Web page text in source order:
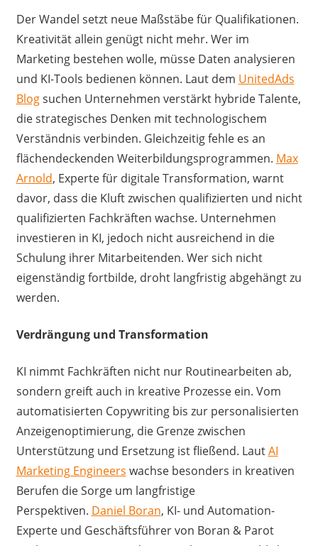
Der Wandel setzt neue Maßstäbe für Qualifikationen.
Kreativität allein genügt nicht mehr. Wer im
Marketing bestehen wolle, müsse Daten analysieren
und KI-Tools bedienen können. Laut dem UnitedAds
Blogsuchen Unternehmen verstärkt hybride Talente,
die strategisches Denken mit technologischem
Verständnis verbinden. Gleichzeitig fehle es an
flächendeckenden Weiterbildungsprogrammen. Max
Arnold, Experte für digitale Transformation, warnt
davor, dass die Kluft zwischen qualifizierten und nicht
qualifizierten Fachkräften wachse. Unternehmen
investieren in KI, jedoch nicht ausreichend in die
Schulung ihrer Mitarbeitenden. Wer sich nicht
eigenständig fortbilde, droht langfristig abgehängt zu
werden.
Verdrängung und Transformation
KI nimmt Fachkräften nicht nur Routinearbeiten ab,
sondern greift auch in kreative Prozesse ein. Vom
automatisierten Copywriting bis zur personalisierten
Anzeigenoptimierung, die Grenze zwischen
Unterstützung und Ersetzung ist fließend. LautAI
Marketing Engineers wachse besonders in kreativen
Berufen die Sorge um langfristige
Perspektiven. Daniel Boran, KI- und Automation-
Experte und Geschäftsführer von Boran & Parot